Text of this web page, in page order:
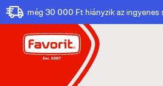
még 30 000 Ft hiányzik az ingyenes